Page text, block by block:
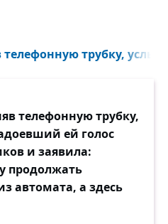
телефонную трубку,
телефонную трубку,
ей голос
и заявила:
продолжать
автомата, а здесь